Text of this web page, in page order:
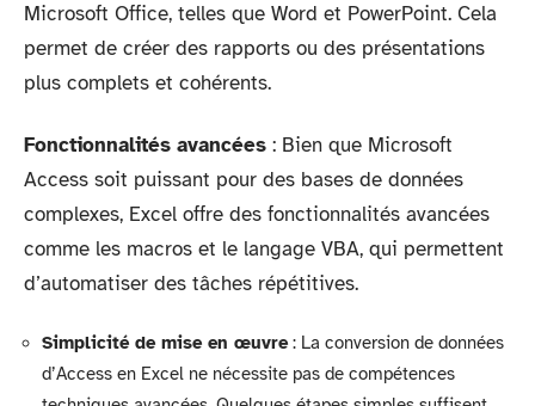
Microsoft Office, telles que Word et PowerPoint. Cela
permet de créer des rapports ou des présentations
plus complets et cohérents.
Fonctionnalités avancées : Bien que Microsoft
Access soit puissant pour des bases de données
complexes, Excel offre des fonctionnalités avancées
comme les macros et le langage VBA, qui permettent
d’automatiser des tâches répétitives.
Simplicité de mise en œuvre: La conversion de données
d’Access en Excel ne nécessite pas de compétences